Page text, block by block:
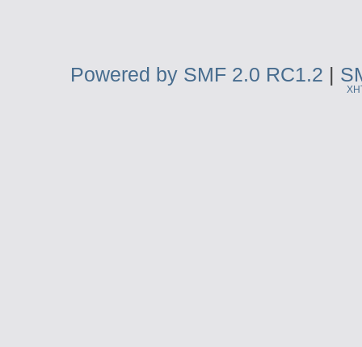
Powered by SMF 2.0 RC1.2 |